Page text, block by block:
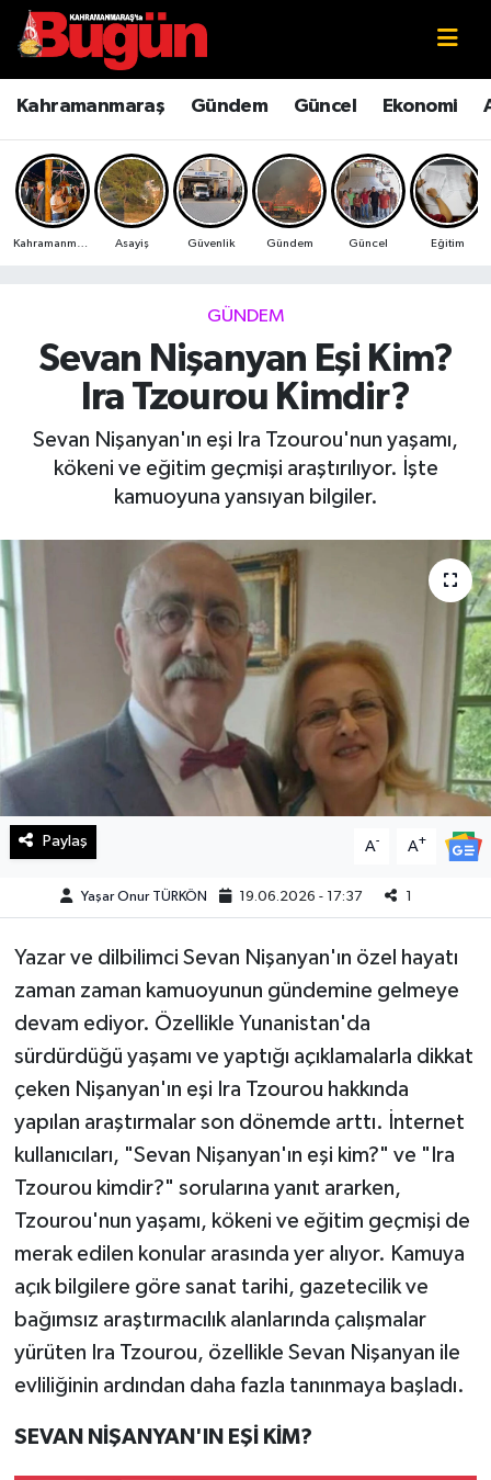
Kahramanmaraş Gündem Güncel Ekonomi
Asayiş Güvenlik Gündem Güncel Eğitim
GÜNDEM
Sevan Nişanyan Eşi Kim?
Ira Tzourou Kimdir?
Sevan Nişanyan'ın eşi Ira Tzourou'nun yaşamı,
kökeni ve eğitim geçmişi araştırılıyor. İşte
kamuoyuna yansıyan bilgiler.
Paylaş A- A+
Yaşar Onur TÜRKÖN 19.06.2026 - 17:37 1
Yazar ve dilbilimci Sevan Nişanyan'ın özel hayatı
zaman zaman kamuoyunun gündemine gelmeye
devam ediyor. Özellikle Yunanistan'da
sürdürdüğü yaşamı ve yaptığı açıklamalarla dikkat
çeken Nişanyan'ın eşi Ira Tzourou hakkında
yapılan araştırmalar son dönemde arttı. İnternet
kullanıcıları, "Sevan Nişanyan'ın eşi kim?" ve "Ira
Tzourou kimdir?" sorularına yanıt ararken,
Tzourou'nun yaşamı, kökeni ve eğitim geçmişi de
merak edilen konular arasında yer alıyor. Kamuya
açık bilgilere göre sanat tarihi, gazetecilik ve
bağımsız araştırmacılık alanlarında çalışmalar
yürüten Ira Tzourou, özellikle Sevan Nişanyan ile
evliliğinin ardından daha fazla tanınmaya başladı.
SEVAN NİŞANYAN'IN EŞİ KİM?
Kahramanmaraş
Kahramanmaraş Sokak Röportajları
Bilim ve Teknoloji
Çevre
Ekonomi
Güncel
Kültür Sanat
Magazin
Manşet Altı
Manşetler
Spor
SürManşet
Teknoloji
Yaşam
KAHRAMANMARAŞ
Kahramanmaraş Nöbetçi Eczaneler
Kahramanmaraş Hava Durumu
Kahramanmaraş Namaz Vakitleri
Kahramanmaraş Trafik Yoğunluk Haritası
Süper Lig Puan Durumu ve Fikstür
Tüm Manşetler
Haber Arşivi